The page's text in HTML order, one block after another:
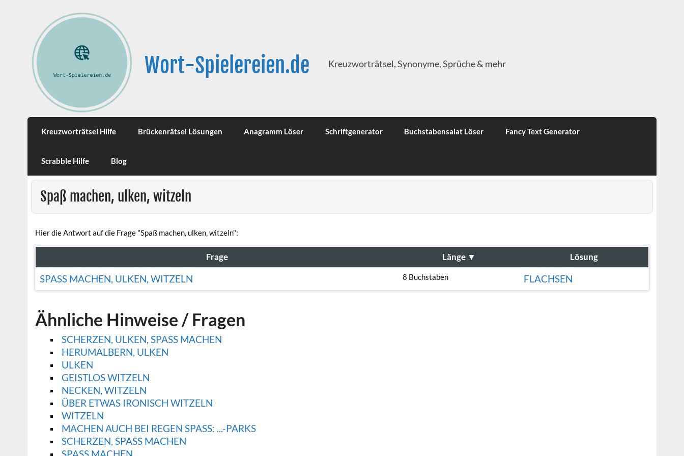
Wort-Spielereien.de Kreuzworträtsel, Synonyme, Sprüche & mehr
Kreuzworträtsel Hilfe Brückenrätsel Lösungen Anagramm Löser Schriftgenerator Buchstabensalat Löser Fancy Text Generator
Scrabble Hilfe Blog
Spaß machen, ulken, witzeln
Hier die Antwort auf die Frage "Spaß machen, ulken, witzeln":
Frage Länge ▼ Lösung
SPASS MACHEN, ULKEN, WITZELN 8 Buchstaben FLACHSEN
Ähnliche Hinweise / Fragen
SCHERZEN, ULKEN, SPASS MACHEN
HERUMALBERN, ULKEN
ULKEN
GEISTLOS WITZELN
NECKEN, WITZELN
ÜBER ETWAS IRONISCH WITZELN
WITZELN
MACHEN AUCH BEI REGEN SPASS: ...-PARKS
SCHERZEN, SPASS MACHEN